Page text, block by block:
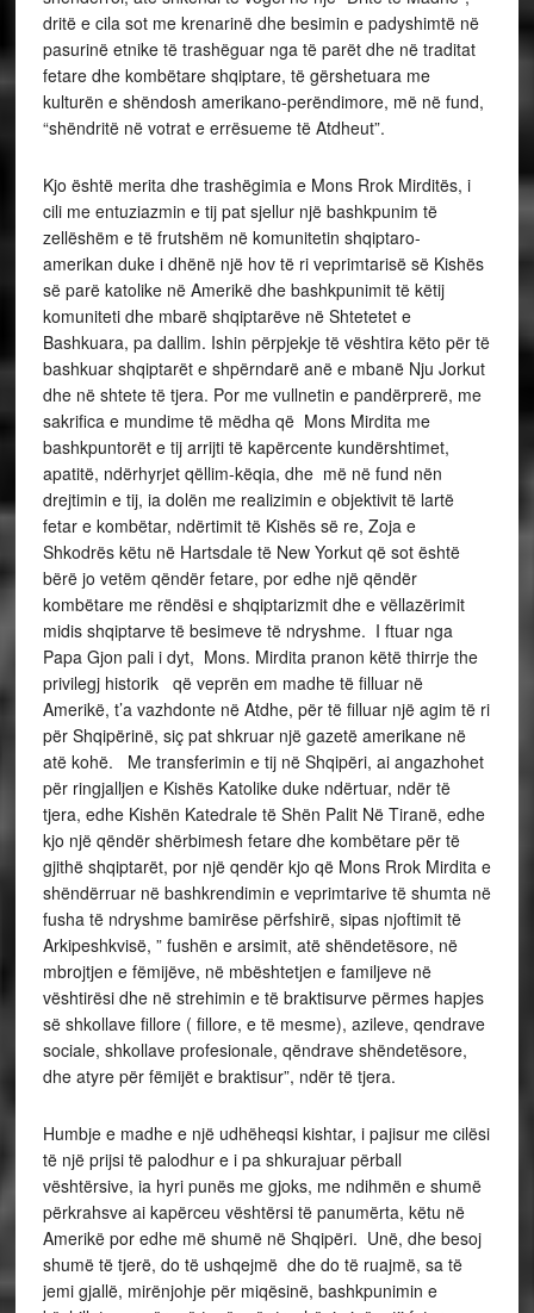
dritë e cila sot me krenarinë dhe besimin e padyshimtë në
pasurinë etnike të trashëguar nga të parët dhe në traditat
fetare dhe kombëtare shqiptare, të gërshetuara me
kulturën e shëndosh amerikano-perëndimore, më në fund,
“shëndritë në votrat e errësueme të Atdheut”.
Kjo është merita dhe trashëgimia e Mons Rrok Mirditës, i
cili me entuziazmin e tij pat sjellur një bashkpunim të
zellëshëm e të frutshëm në komunitetin shqiptaro-
amerikan duke i dhënë një hov të ri veprimtarisë së Kishës
së parë katolike në Amerikë dhe bashkpunimit të këtij
komuniteti dhe mbarë shqiptarëve në Shtetetet e
Bashkuara, pa dallim. Ishin përpjekje të vështira këto për të
bashkuar shqiptarët e shpërndarë anë e mbanë Nju Jorkut
dhe në shtete të tjera. Por me vullnetin e pandërprerë, me
sakrifica e mundime të mëdha që Mons Mirdita me
bashkpuntorët e tij arrijti të kapërcente kundërshtimet,
apatitë, ndërhyrjet qëllim-këqia, dhe më në fund nën
drejtimin e tij, ia dolën me realizimin e objektivit të lartë
fetar e kombëtar, ndërtimit të Kishës së re, Zoja e
Shkodrës këtu në Hartsdale të New Yorkut që sot është
bërë jo vetëm qëndër fetare, por edhe një qëndër
kombëtare me rëndësi e shqiptarizmit dhe e vëllazërimit
midis shqiptarve të besimeve të ndryshme. I ftuar nga
Papa Gjon pali i dyt, Mons. Mirdita pranon këtë thirrje the
privilegj historik që veprën em madhe të filluar në
Amerikë, t’a vazhdonte në Atdhe, për të filluar një agim të ri
për Shqipërinë, siç pat shkruar një gazetë amerikane në
atë kohë. Me transferimin e tij në Shqipëri, ai angazhohet
për ringjalljen e Kishës Katolike duke ndërtuar, ndër të
tjera, edhe Kishën Katedrale të Shën Palit Në Tiranë, edhe
kjo një qëndër shërbimesh fetare dhe kombëtare për të
gjithë shqiptarët, por një qendër kjo që Mons Rrok Mirdita e
shëndërruar në bashkrendimin e veprimtarive të shumta në
fusha të ndryshme bamirëse përfshirë, sipas njoftimit të
Arkipeshkvisë, ” fushën e arsimit, atë shëndetësore, në
mbrojtjen e fëmijëve, në mbështetjen e familjeve në
vështirësi dhe në strehimin e të braktisurve përmes hapjes
së shkollave fillore ( fillore, e të mesme), azileve, qendrave
sociale, shkollave profesionale, qëndrave shëndetësore,
dhe atyre për fëmijët e braktisur”, ndër të tjera.
Humbje e madhe e një udhëheqsi kishtar, i pajisur me cilësi
të një prijsi të palodhur e i pa shkurajuar përball
vështërsive, ia hyri punës me gjoks, me ndihmën e shumë
përkrahsve ai kapërceu vështërsi të panumërta, këtu në
Amerikë por edhe më shumë në Shqipëri. Unë, dhe besoj
shumë të tjerë, do të ushqejmë dhe do të ruajmë, sa të
jemi gjallë, mirënjohje për miqësinë, bashkpunimin e